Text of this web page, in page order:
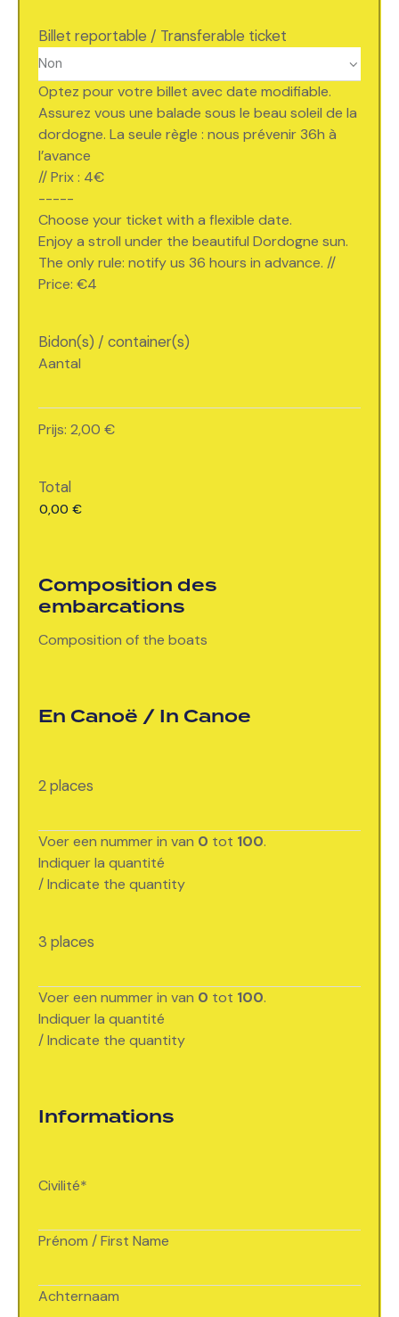
Billet reportable / Transferable ticket
Optez pour votre billet avec date modifiable.
Assurez vous une balade sous le beau soleil de la
dordogne. La seule règle : nous prévenir 36h à
l’avance
// Prix : 4€
-----
Choose your ticket with a flexible date.
Enjoy a stroll under the beautiful Dordogne sun.
The only rule: notify us 36 hours in advance. //
Price: €4
Bidon(s) / container(s)
Prijs: 2,00 €
Aantal
Total
Composition des
embarcations
Composition of the boats
En Canoë / In Canoe
2 places
Voer een nummer in van 0 tot 100.
Indiquer la quantité
/ Indicate the quantity
3 places
Voer een nummer in van 0 tot 100.
Indiquer la quantité
/ Indicate the quantity
Informations
Civilité*
Prénom / First Name
Achternaam